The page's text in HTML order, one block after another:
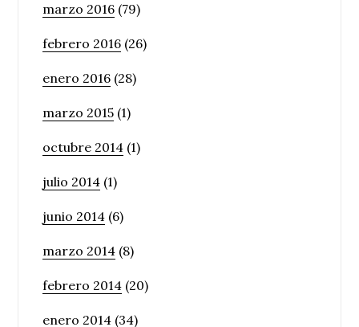
marzo 2016 (79)
febrero 2016 (26)
enero 2016 (28)
marzo 2015 (1)
octubre 2014 (1)
julio 2014 (1)
junio 2014 (6)
marzo 2014 (8)
febrero 2014 (20)
enero 2014 (34)